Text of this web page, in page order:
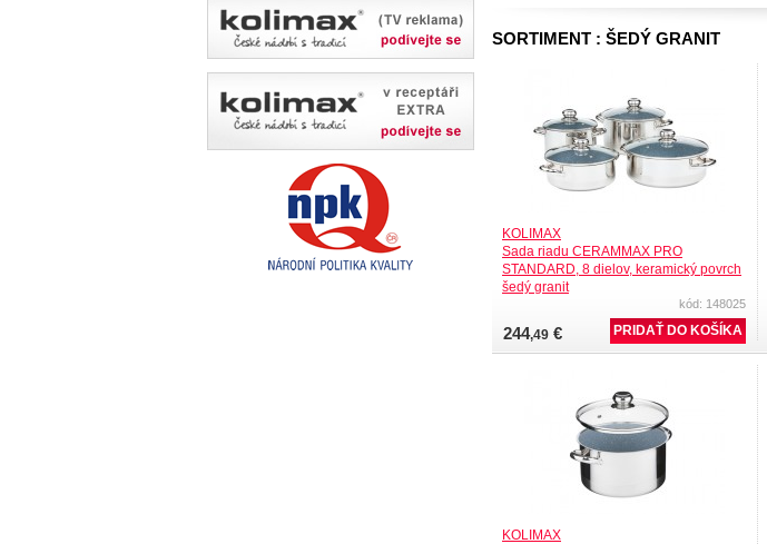
SORTIMENT : ŠEDÝ GRANIT
KOLIMAX
Sada riadu CERAMMAX PRO
STANDARD, 8 dielov, keramický povrch
šedý granit
244,49 €
kód: 148025
KOLIMAX